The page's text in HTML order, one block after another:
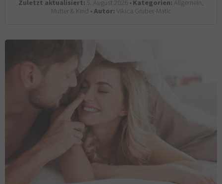
Zuletzt aktualisiert: 5. August 2026 •Kategorien: Allgemein,
Mutter & Kind •Autor:Vikica Gruber-Matic